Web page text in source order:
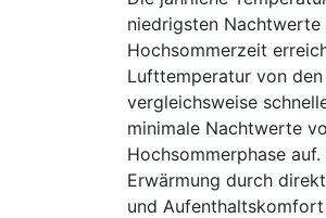
niedrigsten
Hochsommerzeit
Lufttemperatur von
vergleichsweise
minimale Nachtwerte
Hochsommerphase
Erwärmung durch
und